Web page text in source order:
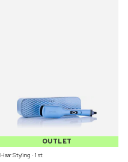
OUTLET
Haar Styling ⋅ 1 st